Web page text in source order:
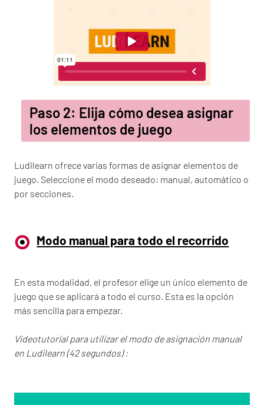
Paso 2: Elija cómo desea asignar
los elementos de juego
Ludilearn ofrece varias formas de asignar elementos de
juego. Seleccione el modo deseado: manual, automático o
por secciones.
Modo manual para todo el recorrido
En esta modalidad, el profesor elige un único elemento de
juego que se aplicará a todo el curso. Esta es la opción
más sencilla para empezar.
Videotutorial para utilizar el modo de asignación manual
en Ludilearn(42 segundos) :